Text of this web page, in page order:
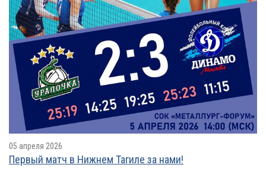
05 апреля 2026
Первый матч в Нижнем Тагиле за нами!